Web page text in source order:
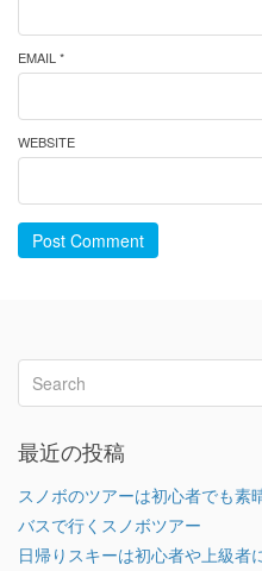
EMAIL *
WEBSITE
Post Comment
最近の投稿
スノボのツアーは初心者でも素
バスで行くスノボツアー
日帰りスキーは初心者や上級者